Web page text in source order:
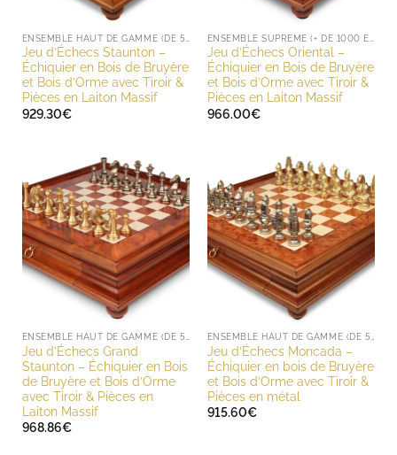
Jeu d’Échecs Staunton –
Échiquier en Bois de Bruyère
et Bois d’Orme avec Tiroir &
Pièces en Laiton Massif
929.30€
Jeu d’Échecs Oriental –
Échiquier en Bois de Bruyère
et Bois d’Orme avec Tiroir &
Pièces en Laiton Massif
966.00€
Jeu d’Échecs Grand
Staunton – Échiquier en Bois
de Bruyère et Bois d’Orme
avec Tiroir & Pièces en
Laiton Massif
968.86€
Jeu d’Échecs Moncada –
Échiquier en bois de Bruyère
et Bois d’Orme avec Tiroir &
Pièces en métal
915.60€